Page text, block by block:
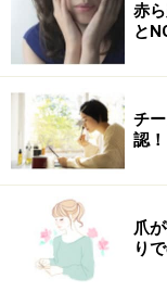
赤
と
チ
認！
爪
り